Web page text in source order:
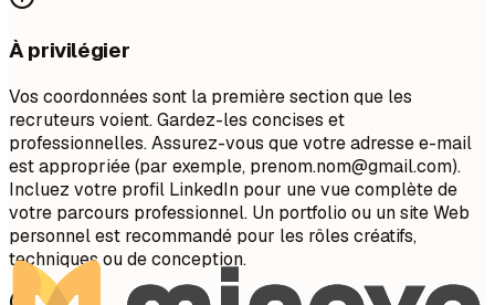
À privilégier
Vos coordonnées sont la première section que les
recruteurs voient. Gardez-les concises et
professionnelles. Assurez-vous que votre adresse e-mail
est appropriée (par exemple, prenom.nom@gmail.com).
Incluez votre profil LinkedIn pour une vue complète de
votre parcours professionnel. Un portfolio ou un site Web
personnel est recommandé pour les rôles créatifs,
techniques ou de conception.